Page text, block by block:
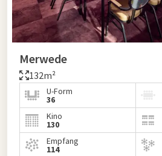
Merwede
132m²
U-Form
36
Kino
130
Empfang
114